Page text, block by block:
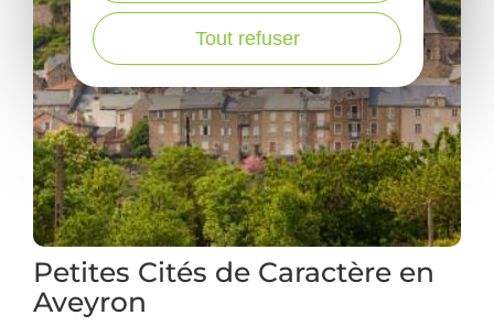
Les Plus Beaux Villages de
France en camping-car
Tout refuser